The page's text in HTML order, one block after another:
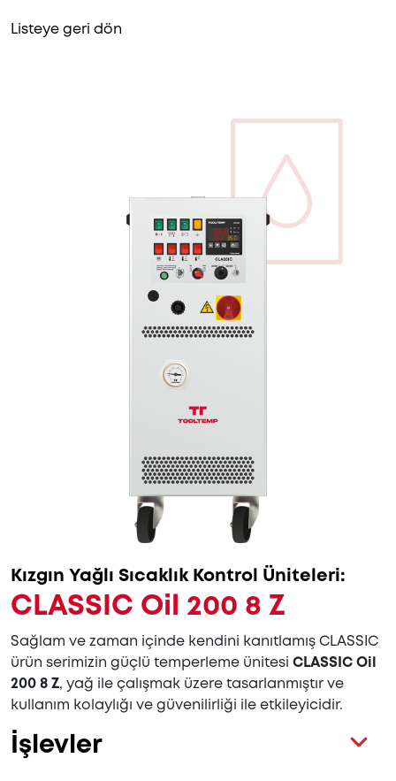
Listeye geri dön
Kızgın Yağlı Sıcaklık Kontrol Üniteleri:
CLASSIC Oil 200 8 Z
Sağlam ve zaman içinde kendini kanıtlamış CLASSIC
ürün serimizin güçlü temperleme ünitesi CLASSIC Oil
200 8 Z, yağ ile çalışmak üzere tasarlanmıştır ve
kullanım kolaylığı ve güvenilirliği ile etkileyicidir.
İşlevler